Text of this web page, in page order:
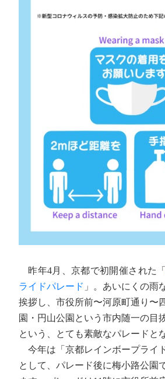
昨年4月、京都で初開催された「
ライドパレード 」。あいにくの雨
挨拶し、市役所前〜河原町通り〜
園・円山公園という市内随一の目
という、とても素敵なパレードと
今年は「京都レインボープライ
として、パレード後に梅小路公園